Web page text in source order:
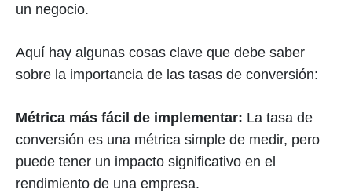
un negocio.
Aquí hay algunas cosas clave que debe saber
sobre la importancia de las tasas de conversión:
Métrica más fácil de implementar: La tasa de
conversión es una métrica simple de medir, pero
puede tener un impacto significativo en el
rendimiento de una empresa.